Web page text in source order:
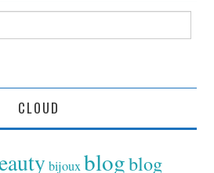
CLOUD
bijoux blogblog